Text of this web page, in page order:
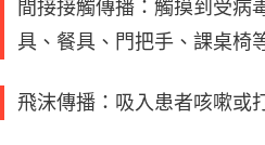
間接接觸傳播：觸摸到受病
具、餐具、門把手、課桌椅
飛沫傳播：吸入患者咳嗽或